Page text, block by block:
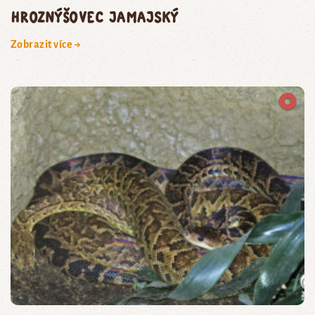
hroznýšovec jamajský
Zobrazit více →